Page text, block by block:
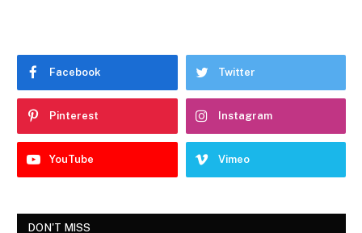
Facebook Twitter
Pinterest Instagram
YouTube Vimeo
DON'T MISS